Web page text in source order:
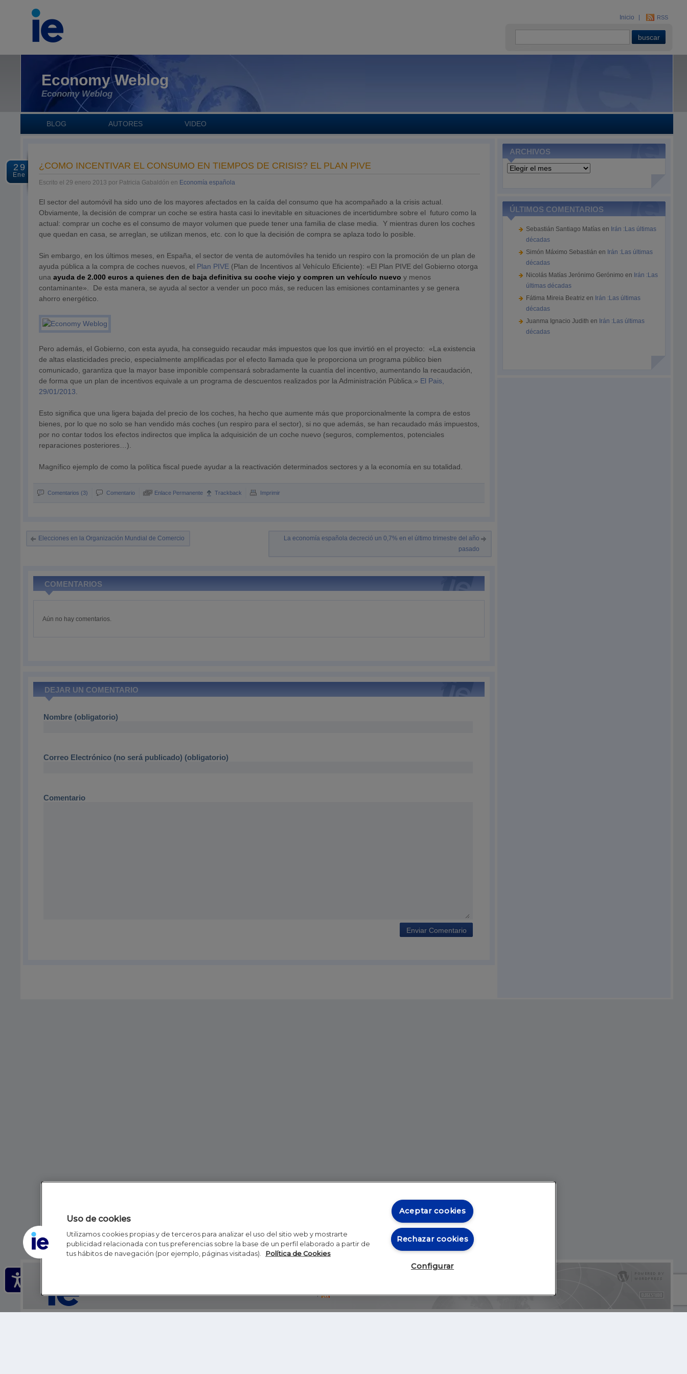
Inicio RSS
Economy Weblog
Economy Weblog
BLOG AUTORES VIDEO
29
Ene
¿COMO INCENTIVAR EL CONSUMO EN TIEMPOS DE CRISIS? EL PLAN PIVE
Escrito el 29 enero 2013 por Patricia Gabaldón en Economía española
El sector del automóvil ha sido uno de los mayores afectados en la caída del consumo que ha acompañado a la crisis actual.
Obviamente, la decisión de comprar un coche se estira hasta casi lo inevitable en situaciones de incertidumbre sobre el futuro como la
actual: comprar un coche es el consumo de mayor volumen que puede tener una familia de clase media. Y mientras duren los coches
que quedan en casa, se arreglan, se utilizan menos, etc. con lo que la decisión de compra se aplaza todo lo posible.
Sin embargo, en los últimos meses, en España, el sector de venta de automóviles ha tenido un respiro con la promoción de un plan de
ayuda pública a la compra de coches nuevos, el Plan PIVE (Plan de Incentivos al Vehículo Eficiente): «El Plan PIVE del Gobierno otorga
unaayuda de 2.000 euros a quienes den de baja definitiva su coche viejo y compren un vehículo nuevo y menos
contaminante». De esta manera, se ayuda al sector a vender un poco más, se reducen las emisiones contaminantes y se genera
ahorro energético.
Pero además, el Gobierno, con esta ayuda, ha conseguido recaudar más impuestos que los que invirtió en el proyecto: «La existencia
de altas elasticidades precio, especialmente amplificadas por el efecto llamada que le proporciona un programa público bien
comunicado, garantiza que la mayor base imponible compensará sobradamente la cuantía del incentivo, aumentando la recaudación,
de forma que un plan de incentivos equivale a un programa de descuentos realizados por la Administración Pública.» El Pais,
29/01/2013
Esto significa que una ligera bajada del precio de los coches, ha hecho que aumente más que proporcionalmente la compra de estos
bienes, por lo que no solo se han vendido más coches (un respiro para el sector), si no que además, se han recaudado más impuestos,
por no contar todos los efectos indirectos que implica la adquisición de un coche nuevo (seguros, complementos, potenciales
reparaciones posteriores…).
Magnífico ejemplo de como la política fiscal puede ayudar a la reactivación determinados sectores y a la economía en su totalidad.
Comentarios (3) Comentario Enlace Permanente Trackback Imprimir
Elecciones en la Organización Mundial de Comercio
La economía española decreció un 0,7% en el último trimestre del año
pasado
COMENTARIOS
Aún no hay comentarios.
DEJAR UN COMENTARIO
Nombre (obligatorio)
Correo Electrónico (no será publicado) (obligatorio)
Comentario
ARCHIVOS
Archivos
ÚLTIMOS COMENTARIOS
Sebastián Santiago Matías en Irán :Las últimas
décadas
Simón Máximo Sebastián en Irán :Las últimas
décadas
Nicolás Matías Jerónimo Gerónimo en Irán :Las
últimas décadas
Fátima Mireia Beatriz en Irán :Las últimas
décadas
Juanma Ignacio Judith en Irán :Las últimas
décadas
Inicio RSS
Uso de cookies
Utilizamos cookies propias y de terceros para analizar el uso del sitio web y mostrarte
publicidad relacionada con tus preferencias sobre la base de un perfil elaborado a partir de
tus hábitos de navegación (por ejemplo, páginas visitadas).
Política de Cookies
Aceptar cookies
Rechazar cookies
Configurar